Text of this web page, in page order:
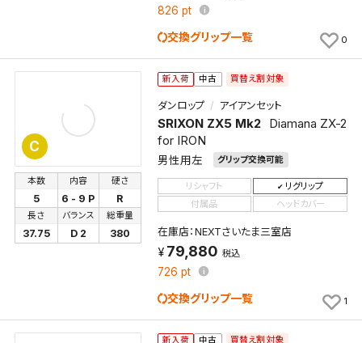
826 pt
交換グリップ一覧 0
C
新入荷 中古 買替え割対象
ダンロップ アイアンセット
SRIXON ZX5 Mk2
Diamana ZX-2
for IRON
男性用左 グリップ交換可能
本数
5
内容
6 - 9 P
硬さ
R
長さ
37.75
バランス
D 2
総重量
380
リシャフト
リグリップ
付属品
ヘッドカバー
在庫店：NEXTさいたま三室店
79,880 税込
726 pt
交換グリップ一覧 1
新入荷 中古 買替え割対象